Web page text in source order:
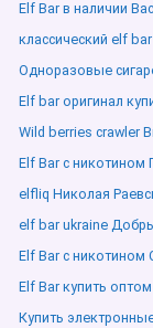
Elf Bar в наличии
классический elf
Одноразовые
Elf bar оригинал
Wild berries crawler
Elf Bar с никотином
elfliq Николая
elf bar ukraine
Elf Bar с никотином
Elf Bar купить
Купить